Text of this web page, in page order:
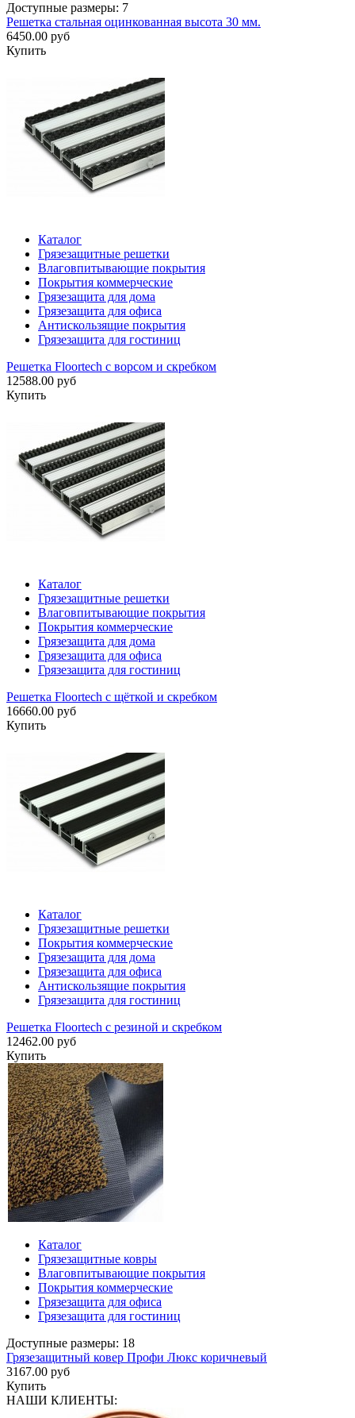
Доступные размеры: 7
Решетка стальная оцинкованная высота 30 мм.
6450.00 руб
Купить
Каталог
Грязезащитные решетки
Влаговпитывающие покрытия
Покрытия коммерческие
Грязезащита для дома
Грязезащита для офиса
Антискользящие покрытия
Грязезащита для гостиниц
Решетка Floortech с ворсом и скребком
12588.00 руб
Купить
Каталог
Грязезащитные решетки
Влаговпитывающие покрытия
Покрытия коммерческие
Грязезащита для дома
Грязезащита для офиса
Грязезащита для гостиниц
Решетка Floortech с щёткой и скребком
16660.00 руб
Купить
Каталог
Грязезащитные решетки
Покрытия коммерческие
Грязезащита для дома
Грязезащита для офиса
Антискользящие покрытия
Грязезащита для гостиниц
Решетка Floortech с резиной и скребком
12462.00 руб
Купить
Каталог
Грязезащитные ковры
Влаговпитывающие покрытия
Покрытия коммерческие
Грязезащита для офиса
Грязезащита для гостиниц
Доступные размеры: 18
Грязезащитный ковер Профи Люкс коричневый
3167.00 руб
Купить
НАШИ КЛИЕНТЫ: